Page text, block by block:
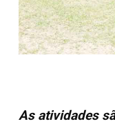
As atividades